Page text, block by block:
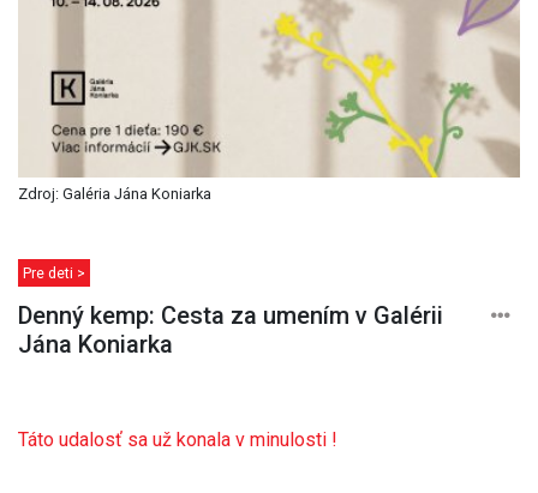
Zdroj: Galéria Jána Koniarka
Pre deti >
Denný kemp: Cesta za umením v Galérii
Jána Koniarka
Táto udalosť sa už konala v minulosti !